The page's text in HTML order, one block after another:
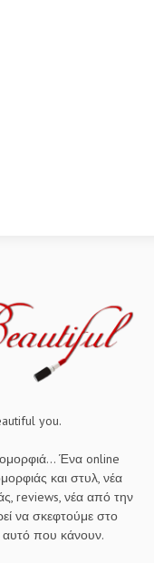
you.
Ένα online
και στυλ, νέα
reviews, νέα από την
να σκεφτούμε στο
που κάνουν.